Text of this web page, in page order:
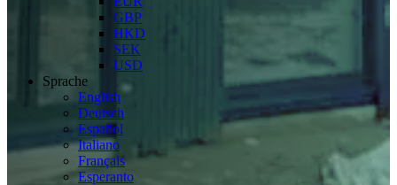
GBP
HKD
SEK
USD
Sprache
English
Deutsch
Español
Italiano
Français
Esperanto